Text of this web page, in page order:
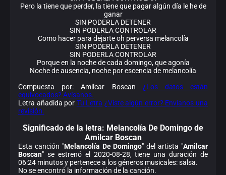
Pero la tiene que perder, la tiene que pagar algún día le he de
ganar
SIN PODERLA DETENER
SIN PODERLA CONTROLAR
Como hacer para dejarte oh perversa melancolía
SIN PODERLA DETENER
SIN PODERLA CONTROLAR
Porque en la noche de cada domingo, que agonía
Noche de ausencia, noche por escencia de melancolía
Compuesta por: Amilcar Boscan ¿Los datos están
equivocados? Avísanos.
Letra añadida por Tu Letra ¿Viste algún error? Envíanos una
revisión.
Significado de la letra: Melancolía De Domingo de
Amilcar Boscan
Esta canción "Melancolía De Domingo" del artista "Amilcar
Boscan" se estrenó el 2020-08-28, tiene una duración de
06:24 minutos y pertenece a los géneros musicales: salsa.
No se encontró la información de la canción.